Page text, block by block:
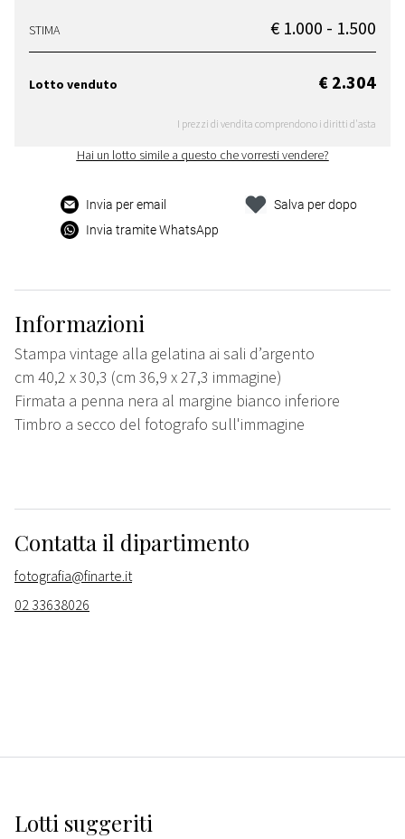
STIMA € 1.000 - 1.500
Lotto venduto € 2.304
I prezzi di vendita comprendono i diritti d'asta
Hai un lotto simile a questo che vorresti vendere?
Invia per email
Invia tramite WhatsApp
Salva per dopo
Informazioni
Stampa vintage alla gelatina ai sali d’argento
cm 40,2 x 30,3 (cm 36,9 x 27,3 immagine)
Firmata a penna nera al margine bianco inferiore
Timbro a secco del fotografo sull'immagine
Contatta il dipartimento
fotografia@finarte.it
02 33638026
Lotti suggeriti